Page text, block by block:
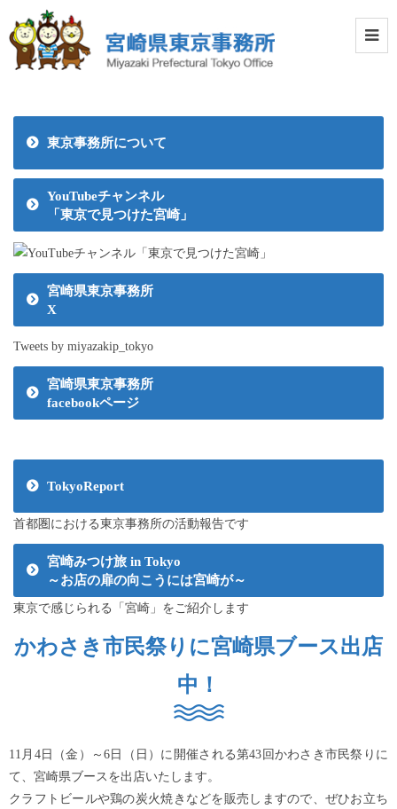
東京事務所について
YouTubeチャンネル
「東京で見つけた宮崎」
宮崎県東京事務所
X
Tweets by miyazakip_tokyo
宮崎県東京事務所
facebookページ
TokyoReport
首都圏における東京事務所の活動報告です
宮崎みつけ旅 in Tokyo
～お店の扉の向こうには宮崎が～
東京で感じられる「宮崎」をご紹介します
かわさき市民祭りに宮崎県ブース出店
中！
11月4日（金）～6日（日）に開催される第43回かわさき市民祭りに
て、宮崎県ブースを出店いたします。
クラフトビールや鶏の炭火焼きなどを販売しますので、ぜひお立ち